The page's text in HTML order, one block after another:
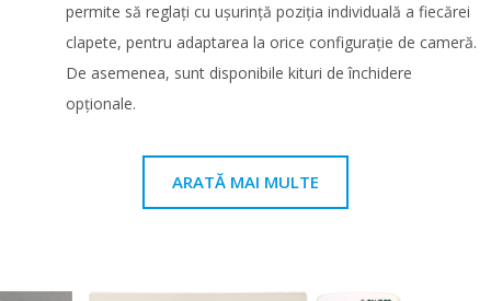
permite să reglaţi cu uşurinţă poziţia individuală a fiecărei
clapete, pentru adaptarea la orice configuraţie de cameră.
De asemenea, sunt disponibile kituri de închidere
opţionale.
ARATĂ MAI MULTE